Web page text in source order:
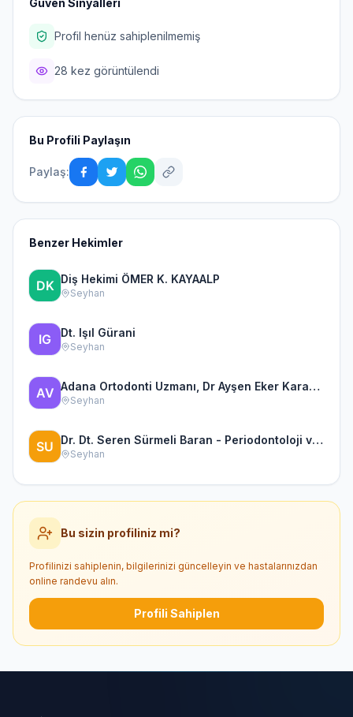
Güven Sinyalleri
Profil henüz sahiplenilmemiş
28 kez görüntülendi
Bu Profili Paylaşın
Paylaş:
Benzer Hekimler
Diş Hekimi ÖMER K. KAYAALP
Seyhan
Dt. Işıl Gürani
Seyhan
Adana Ortodonti Uzmanı, Dr Ayşen Eker Karakulak Ortodonti ve
Seyhan
Dr. Dt. Seren Sürmeli Baran - Periodontoloji ve İmplantoloji Uzmanı
Seyhan
Bu sizin profiliniz mi?
Profilinizi sahiplenin, bilgilerinizi güncelleyin ve hastalarınızdan
online randevu alın.
Profili Sahiplen